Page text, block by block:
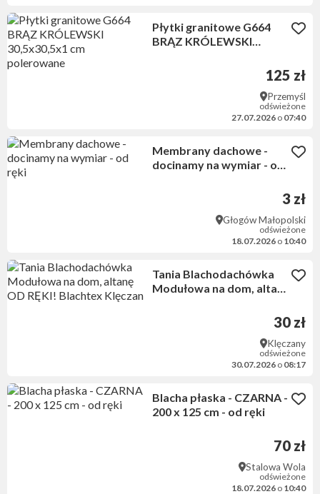
Płytki granitowe G664
BRĄZ KRÓLEWSKI
125 zł
Przemyśl
odświeżone
27.07.2026 o 07:40
Membrany dachowe -
docinamy na wymiar - od
3 zł
Głogów Małopolski
odświeżone
18.07.2026 o 10:40
Tania Blachodachówka
Modułowa na dom, altanę
30 zł
Klęczany
odświeżone
30.07.2026 o 08:17
Blacha płaska - CZARNA -
200 x 125 cm - od ręki
70 zł
Stalowa Wola
odświeżone
18.07.2026 o 10:40